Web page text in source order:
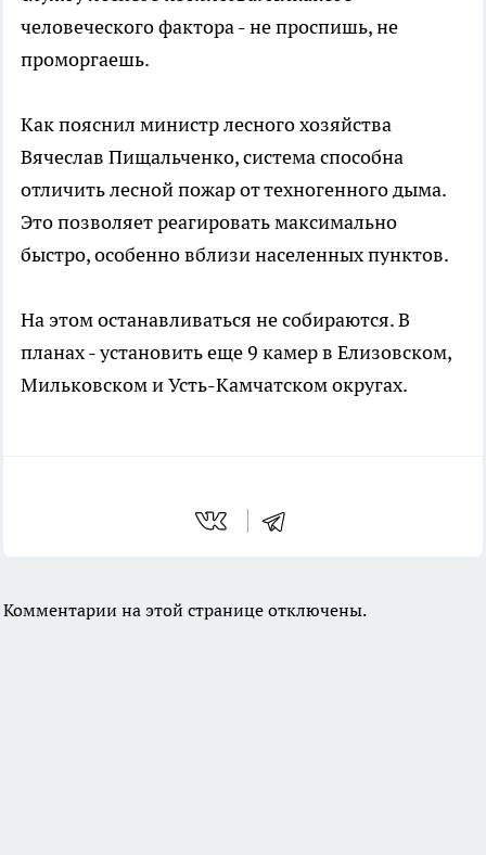
человеческого фактора - не проспишь, не
проморгаешь.
Как пояснил министр лесного хозяйства
Вячеслав Пищальченко, система способна
отличить лесной пожар от техногенного дыма.
Это позволяет реагировать максимально
быстро, особенно вблизи населенных пунктов.
На этом останавливаться не собираются. В
планах - установить еще 9 камер в Елизовском,
Мильковском и Усть-Камчатском округах.
Комментарии на этой странице отключены.